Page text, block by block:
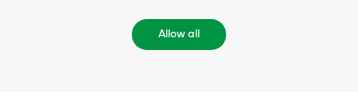
Allow all